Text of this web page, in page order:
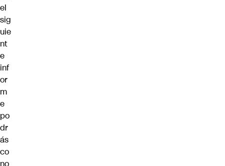
el
sig
uie
nt
e
inf
or
m
e
po
dr
ás
co
no